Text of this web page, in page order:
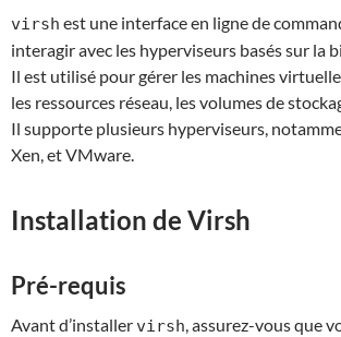
virsh est une interface en ligne de
interagir avec les hyperviseurs basés sur la
Il est utilisé pour gérer les machines
les ressources réseau, les volumes de
Il supporte plusieurs hyperviseurs,
Xen, et VMware.
Installation de Virsh
Pré-requis
Avant d’installer virsh , assurez-vous que